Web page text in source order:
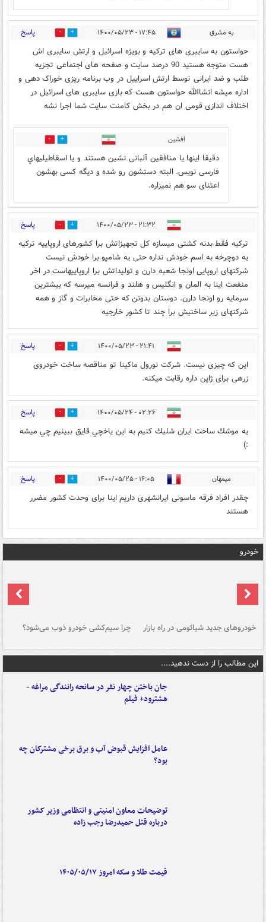
به مشرق ۱۷:۴۵ - ۱۴۰۰/۰۵/۲۳ 16 پاسخ
حواستون به سایبری های ترکیه و بویژه اسرائیل و ارتش سایبری اش
هست متوجه هستید 90 درصد سایت و صفحه های اجتماعی تجزیه
طلب و ضد ایرانی توسط ارتش اسراییل در وب برنامه ریزی خوراک دهی و
اداره میشه انشاالله حواستون هست که بازی سایبری های اسرائیل در
اختلاف اندازی قومی ان هم در بخش کامنت سایت شما اجرا نشه
افشین 3
دقیقا اینها یا منافقین آلبانی نشین هستند و یا اسقاطيليهاي
فارسی نویس. البته دستشون رو شده و دیگه کسی بهشون
اعتنای سو هم نميزاره.
۲۱:۳۲ - ۱۴۰۰/۰۵/۲۳ 6 پاسخ
ترکیه فقط بدنه کشتی میسازه کل تجهیزاتش برا کشورهای اروپاییه ترکیه
یه دوچرخه به اسم خودش نداره حتی یه شامپو برا خودش نیست
شرکتهای اروپایی اونجا شعبه دارن و تولیداتش برا اروپاییهاست در اخر
منفعت اینا به المان و انگلیس و هلند و فرانسه میرسه که بیشترین
سرمایه رو اونجا دارن. دوستان بدونن که حتی مخابرات و گاز و همه
شرکتهای زیر ساختیش برا چند تا کشور خارجیه
۲۱:۴۱ - ۱۴۰۰/۰۵/۲۳ 1 پاسخ
این که چیزی نیست. شرکت نورول ماکینا تو مناقصه ساخت خودروی
زرهی برای ژاپن داره رقابت میکنه.
۰۲:۲۶ - ۱۴۰۰/۰۵/۲۴ 4 پاسخ
يه موشك ساخت ايران شليك كنيم به اين ياخچي قايق ببينيم چي ميشه
:)
میمهان ۱۶:۰۵ - ۱۴۰۰/۰۵/۲۵ 0 پاسخ
چقدر افراد فرقه ماسونی ایرانشهری داریم اینا برای وحدت کشور مضرر
هستند
خودرو
خودروهای جدید شیائومی در راه بازار چرا سیم‌کشی خودرو ذوب می‌شود؟
این مطالب را از دست ندهید....
جان باختن چهار نفر در سانحه رانندگی مراغه -
هشترود+ فیلم
عامل افزایش قبوض آب و برق برخی مشترکان چه
بود؟
توضیحات معاون امنیتی و انتظامی وزیر کشور
درباره قتل حمیدرضا رجب زاده
قیمت طلا و سکه امروز ۱۴۰۵/۰۵/۱۷